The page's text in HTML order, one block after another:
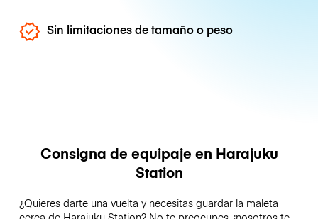
Sin limitaciones de tamaño o peso
Consigna de equipaje en Harajuku
Station
¿Quieres darte una vuelta y necesitas guardar la maleta